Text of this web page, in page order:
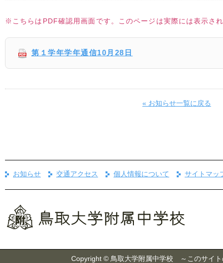
※こちらはPDF確認用画面です。このページは実際には表示さ
第１学年学年通信10月28日
« お知らせ一覧に戻る
お知らせ 交通アクセス 個人情報について サイトマッ
Copyright © 鳥取大学附属中学校 ～このサイト